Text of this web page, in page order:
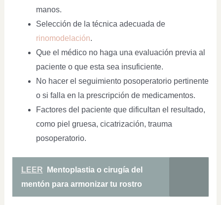
manos.
Selección de la técnica adecuada de
rinomodelación.
Que el médico no haga una evaluación previa al
paciente o que esta sea insuficiente.
No hacer el seguimiento posoperatorio pertinente
o si falla en la prescripción de medicamentos.
Factores del paciente que dificultan el resultado,
como piel gruesa, cicatrización, trauma
posoperatorio.
LEER
Mentoplastia o cirugía del
mentón para armonizar tu rostro